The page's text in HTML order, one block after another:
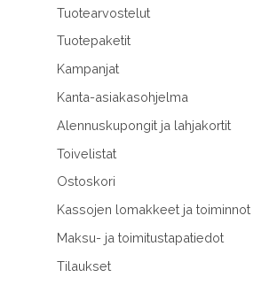
Tuotearvostelut
Tuotepaketit
Kampanjat
Kanta-asiakasohjelma
Alennuskupongit ja lahjakortit
Toivelistat
Ostoskori
Kassojen lomakkeet ja toiminnot
Maksu- ja toimitustapatiedot
Tilaukset